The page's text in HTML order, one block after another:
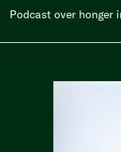
Podcast over honger